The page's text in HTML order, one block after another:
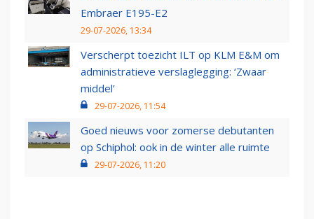
Embraer E195-E2
29-07-2026, 13:34
Verscherpt toezicht ILT op KLM E&M om
administratieve verslaglegging: ‘Zwaar
middel’
29-07-2026, 11:54
Goed nieuws voor zomerse debutanten
op Schiphol: ook in de winter alle ruimte
29-07-2026, 11:20